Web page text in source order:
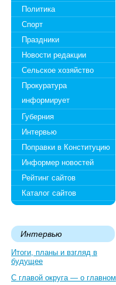
Политика
Спорт
Праздники
Новости редакции
Сельское хозяйство
Прокуратура
информирует
Губерния
Интервью
Поправки в Конституцию
Информер новостей
Рейтинг сайтов
Каталог сайтов
Интервью
Итоги, планы и взгляд в
будущее
С главой округа — о главном